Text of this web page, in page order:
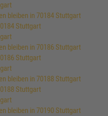
bleiben in 70184 Stuttgart
Stuttgart
bleiben in 70186 Stuttgart
Stuttgart
bleiben in 70188 Stuttgart
Stuttgart
bleiben in 70190 Stuttgart